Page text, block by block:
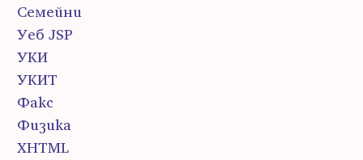
Семейни
Уеб JSP
УКИ
УКИТ
Факс
Физика
ХHTML